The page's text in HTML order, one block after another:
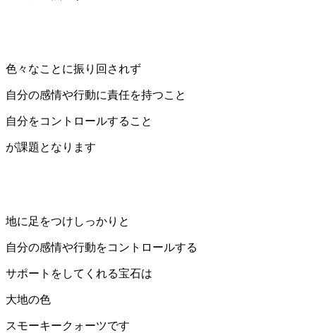
色々なことに振り回されず
自分の感情や行動に責任を持つこと
自分をコントロールすること
が課題となります
地に足をつけしっかりと
自分の感情や行動をコントロールする
サポートをしてくれる宝石は
大地の色
スモーキークォーツです